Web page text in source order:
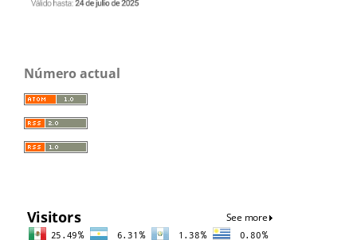
Número actual